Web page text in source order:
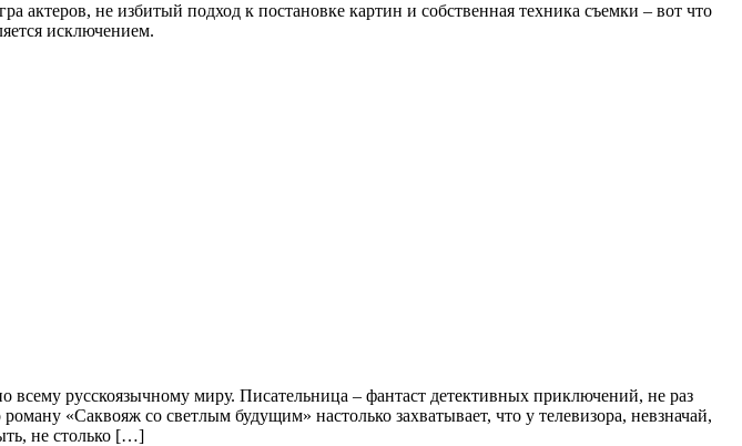
не избитый подход к постановке картин и собственная техника съемки – вот что
исключением.
русскоязычному миру. Писательница – фантаст детективных приключений, не раз
«Саквояж со светлым будущим» настолько захватывает, что у телевизора, невзначай,
не столько […]